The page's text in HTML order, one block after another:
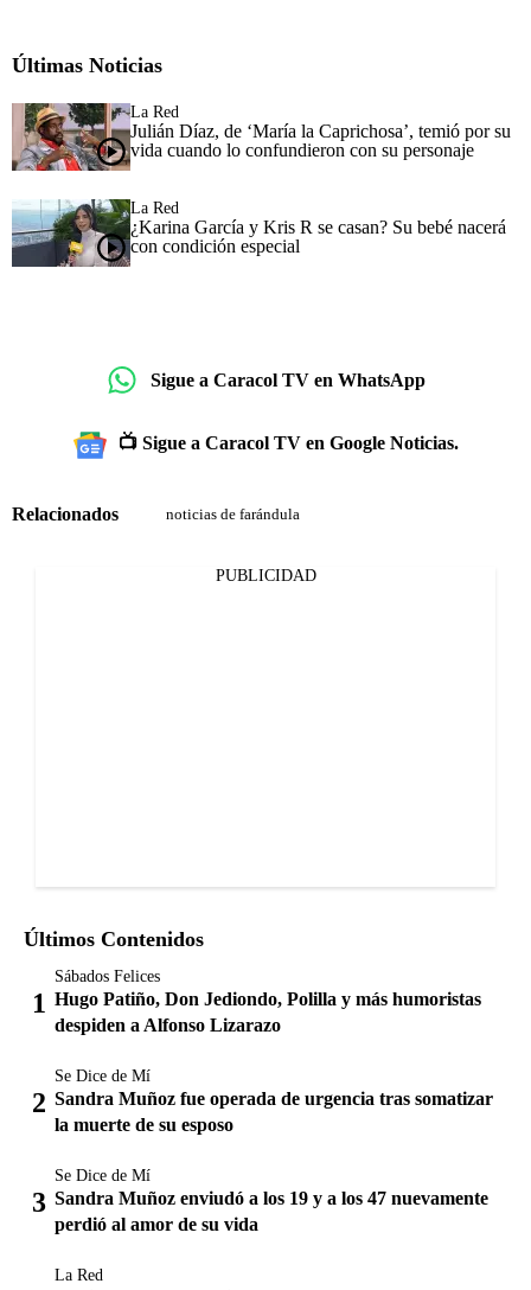
Últimas Noticias
La Red
Julián Díaz, de ‘María la Caprichosa’, temió por su
vida cuando lo confundieron con su personaje
La Red
¿Karina García y Kris R se casan? Su bebé nacerá
con condición especial
Sigue a Caracol TV en WhatsApp
📺 Sigue a Caracol TV en Google Noticias.
Relacionados noticias de farándula
PUBLICIDAD
Últimos Contenidos
Sábados Felices
Hugo Patiño, Don Jediondo, Polilla y más humoristas
despiden a Alfonso Lizarazo
Se Dice de Mí
Sandra Muñoz fue operada de urgencia tras somatizar
la muerte de su esposo
Se Dice de Mí
Sandra Muñoz enviudó a los 19 y a los 47 nuevamente
perdió al amor de su vida
La Red